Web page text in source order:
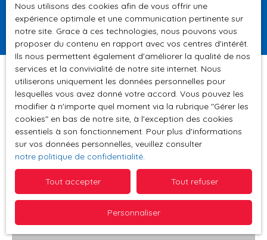
Rechercher
Pertinence
Trier par Créer une alerte
Nous utilisons des cookies afin de vous offrir une
expérience optimale et une communication pertinente sur
notre site. Grace à ces technologies, nous pouvons vous
proposer du contenu en rapport avec vos centres d'intérêt.
Ils nous permettent également d'améliorer la qualité de nos
services et la convivialité de notre site internet. Nous
utiliserons uniquement les données personnelles pour
lesquelles vous avez donné votre accord. Vous pouvez les
modifier à n'importe quel moment via la rubrique ″Gérer les
cookies″ en bas de notre site, à l'exception des cookies
essentiels à son fonctionnement. Pour plus d'informations
sur vos données personnelles, veuillez consulter
notre politique de confidentialité.
Tout accepter Tout refuser
Personnaliser